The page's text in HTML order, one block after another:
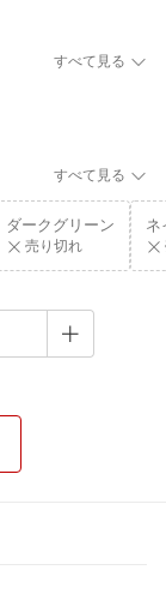
すべて見る
すべて見る
ダークグリーン
売り切れ
ネ